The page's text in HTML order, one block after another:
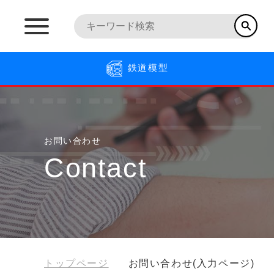
鉄道模型
お問い合わせ
Contact
トップページ お問い合わせ(入力ページ)